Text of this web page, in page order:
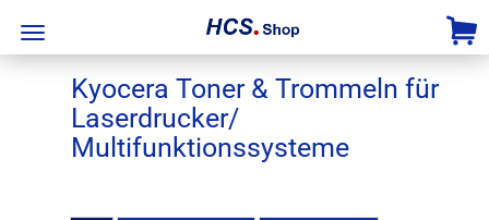
Kyocera Toner & Trommeln für
Laserdrucker/
Multifunktionssysteme